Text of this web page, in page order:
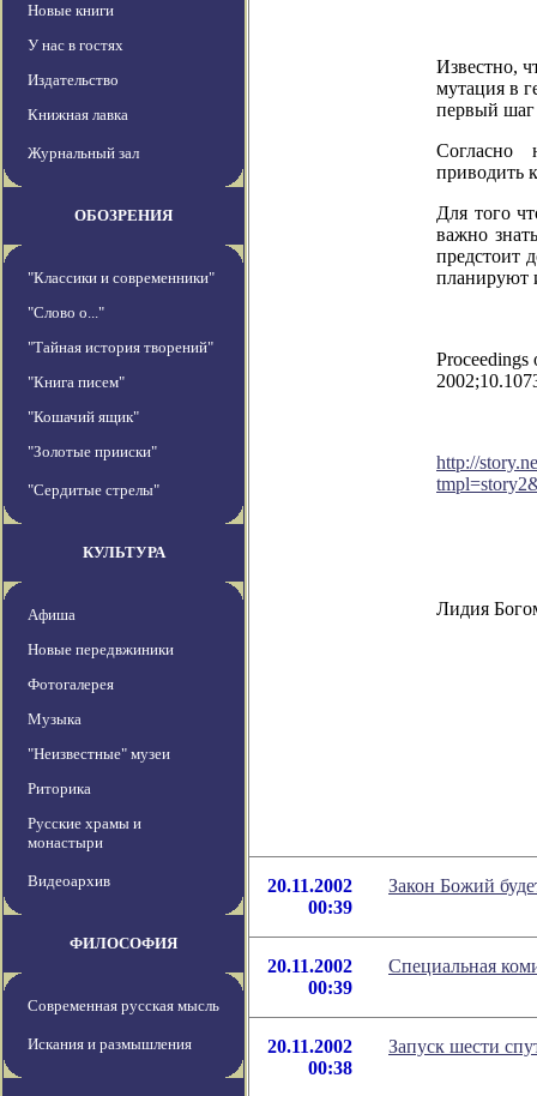
Новые книги
У нас в гостях
Издательство
Книжная лавка
Журнальный зал
ОБОЗРЕНИЯ
"Классики и современники"
"Слово о..."
"Тайная история творений"
"Книга писем"
"Кошачий ящик"
"Золотые прииски"
"Сердитые стрелы"
КУЛЬТУРА
Афиша
Новые передвжиники
Фотогалерея
Музыка
"Неизвестные" музеи
Риторика
Русские храмы и
монастыри
Видеоархив
ФИЛОСОФИЯ
Современная русская мысль
Искания и размышления
Известно,
мутация в
первый шаг
Согласно
приводить
Для того
важно
предстоит
планируют
http://
Лидия
20.11.2002
00:39
Закон Божий
20.11.2002
00:39
Специальная
20.11.2002
00:38
Запуск шести